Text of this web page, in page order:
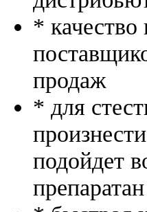
*
продаж
* для
подойдет